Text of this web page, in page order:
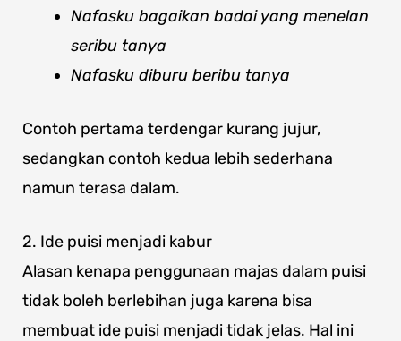
Nafasku bagaikan badai yang menelan
seribu tanya
Nafasku diburu beribu tanya
Contoh pertama terdengar kurang jujur,
sedangkan contoh kedua lebih sederhana
namun terasa dalam.
2. Ide puisi menjadi kabur
Alasan kenapa penggunaan majas dalam puisi
tidak boleh berlebihan juga karena bisa
membuat ide puisi menjadi tidak jelas. Hal ini